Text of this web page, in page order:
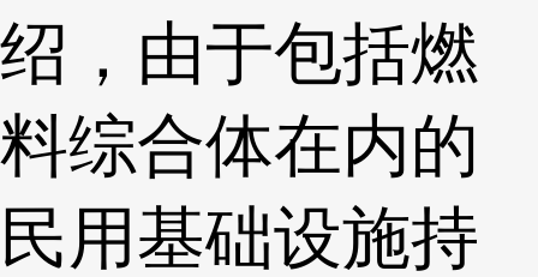
绍，由于包括燃
料综合体在内的
民用基础设施持